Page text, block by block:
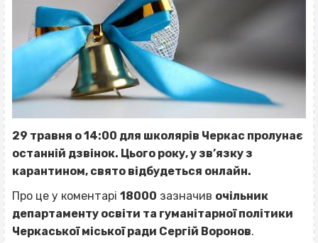
29 травня о 14:00 для школярів Черкас пролунає
останній дзвінок. Цього року, у зв’язку з
карантином, свято відбудеться онлайн.
Про це у коментарі 18000 зазначив очільник
департаменту освіти та гуманітарної політики
Черкаської міської ради Сергій Воронов.